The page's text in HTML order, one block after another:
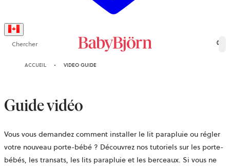
Chercher 0
ACCUEIL VIDEO GUIDE
Guide vidéo
Vous vous demandez comment installer le lit parapluie ou régler
votre nouveau porte-bébé ? Découvrez nos tutoriels sur les porte-
bébés, les transats, les lits parapluie et les berceaux. Si vous ne